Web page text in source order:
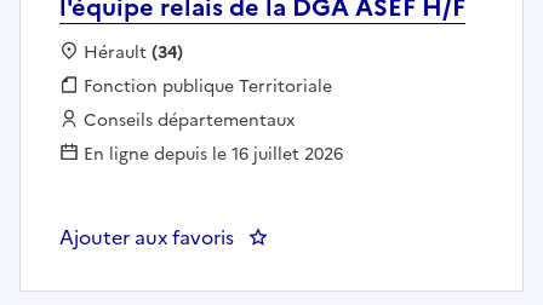
Localisation :
Hérault(34)
Fonction publique :
Fonction publique Territoriale
Employeur :
Conseils départementaux
En ligne depuis le 16 juillet 2026
Ajouter aux favoris : Infirmier·ère puériculteur·rice